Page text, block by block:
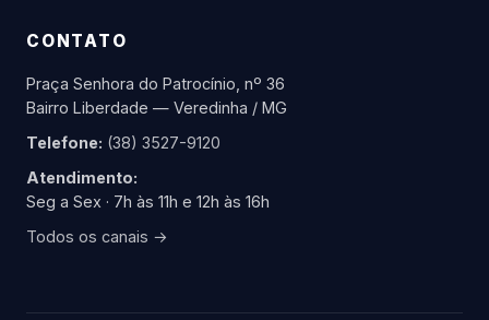
CONTATO
Praça Senhora do Patrocínio, nº 36
Bairro Liberdade — Veredinha / MG
Telefone: (38) 3527-9120
Atendimento:
Seg a Sex · 7h às 11h e 12h às 16h
Todos os canais →